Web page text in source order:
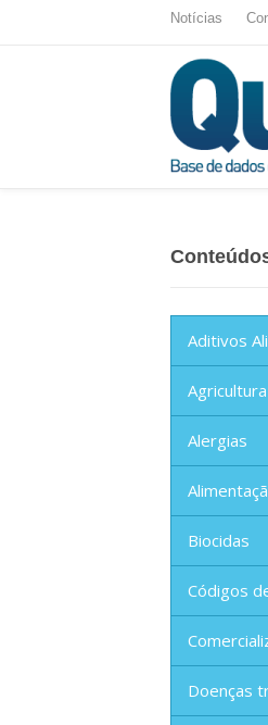
Notícias
Aditivos
Alergias
Biocidas
Códigos
Doenças